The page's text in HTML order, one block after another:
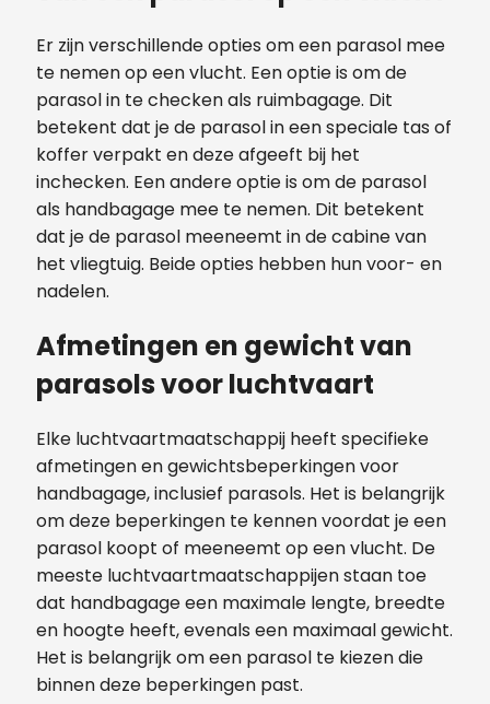
Er zijn verschillende opties om een parasol mee
te nemen op een vlucht. Een optie is om de
parasol in te checken als ruimbagage. Dit
betekent dat je de parasol in een speciale tas of
koffer verpakt en deze afgeeft bij het
inchecken. Een andere optie is om de parasol
als handbagage mee te nemen. Dit betekent
dat je de parasol meeneemt in de cabine van
het vliegtuig. Beide opties hebben hun voor- en
nadelen.
Afmetingen en gewicht van
parasols voor luchtvaart
Elke luchtvaartmaatschappij heeft specifieke
afmetingen en gewichtsbeperkingen voor
handbagage, inclusief parasols. Het is belangrijk
om deze beperkingen te kennen voordat je een
parasol koopt of meeneemt op een vlucht. De
meeste luchtvaartmaatschappijen staan toe
dat handbagage een maximale lengte, breedte
en hoogte heeft, evenals een maximaal gewicht.
Het is belangrijk om een parasol te kiezen die
binnen deze beperkingen past.